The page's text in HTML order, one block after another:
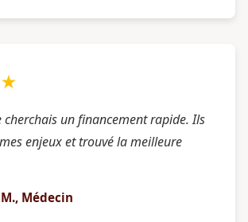
cherchais un financement rapide. Ils
enjeux et trouvé la meilleure
Médecin